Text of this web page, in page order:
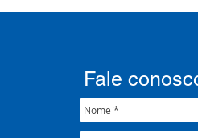
formação sobre saúde
crise climática
Fale